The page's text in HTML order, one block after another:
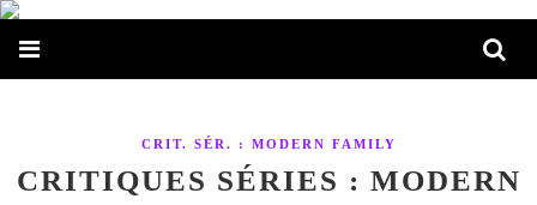
CRIT. SÉR. : MODERN FAMILY
CRITIQUES SÉRIES : MODERN